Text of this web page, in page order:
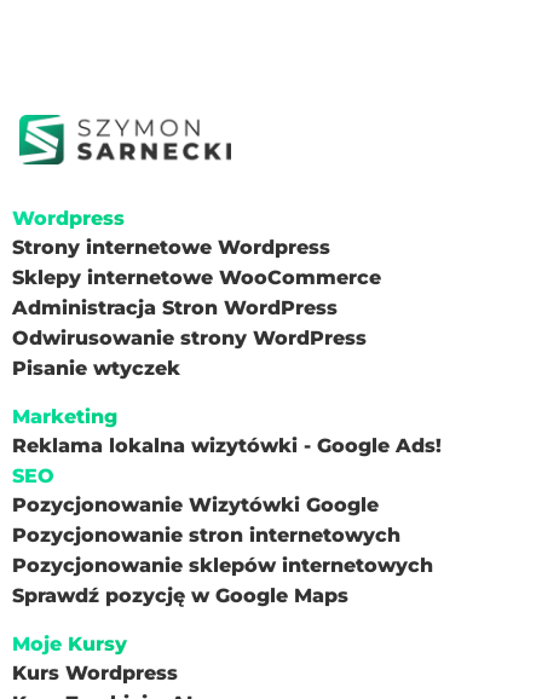
Wordpress
Strony internetowe Wordpress
Sklepy internetowe WooCommerce
Administracja Stron WordPress
Odwirusowanie strony WordPress
Pisanie wtyczek
Marketing
Reklama lokalna wizytówki - Google Ads!
SEO
Pozycjonowanie Wizytówki Google
Pozycjonowanie stron internetowych
Pozycjonowanie sklepów internetowych
Sprawdź pozycję w Google Maps
Moje Kursy
Kurs Wordpress